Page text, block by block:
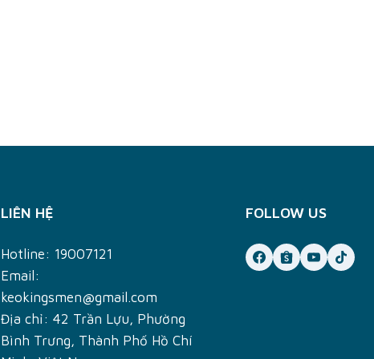
LIÊN HỆ
Hotline: 19007121
Email:
keokingsmen@gmail.com
Địa chỉ: 42 Trần Lựu, Phường
Bình Trưng, Thành Phố Hồ Chí
FOLLOW US